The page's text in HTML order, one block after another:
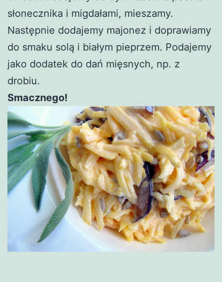
słonecznika i migdałami, mieszamy.
Następnie dodajemy majonez i doprawiamy
do smaku solą i białym pieprzem. Podajemy
jako dodatek do dań mięsnych, np. z
drobiu.
Smacznego!